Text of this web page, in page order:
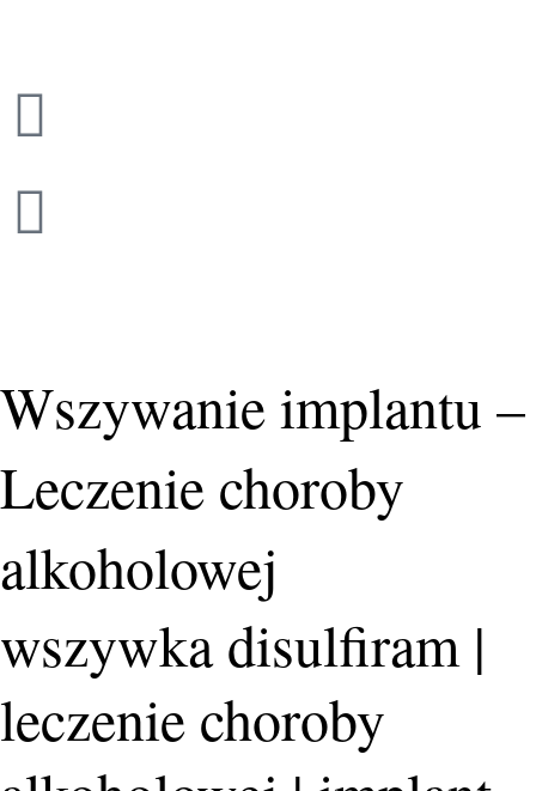
Wszywanie implantu –
Leczenie choroby
alkoholowej
wszywka disulfiram |
leczenie choroby